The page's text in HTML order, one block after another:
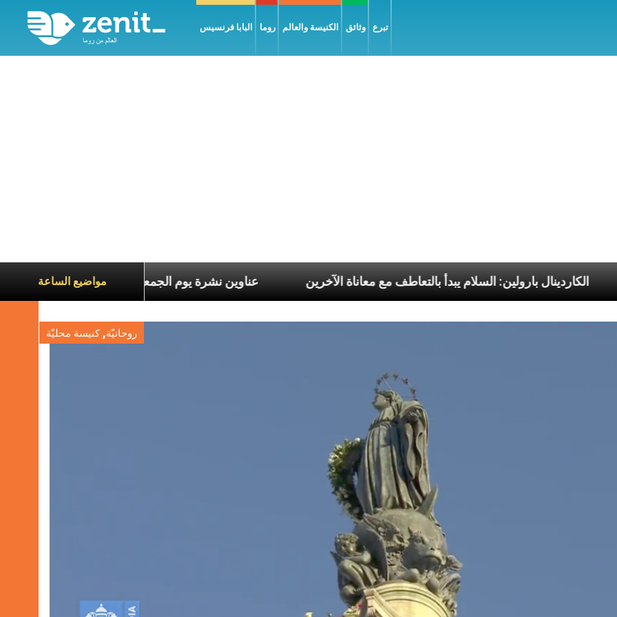
البابا فرنسيس روما الكنيسة والعالم وثائق تبرع
مواضيع الساعةعناوين نشرة يوم الجمعة 7 آب 2026: السلام يُبنى بصبر يومًا بعد يوم الكاردينال بارولين: السلام يبدأ بالتعاطف مع معاناة الآخرين
روحانيّة,كنيسة محليّة